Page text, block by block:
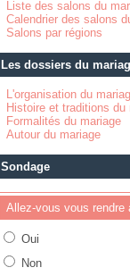
Liste des salons du
Calendrier des salons
Salons par régions
Les dossiers du
L'organisation du
Histoire et traditions du
Formalités du mariage
Autour du mariage
Sondage
Allez-vous vous rendre
Oui
Non